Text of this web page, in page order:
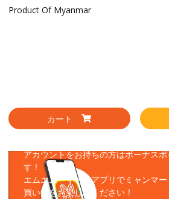
Product Of Myanmar
カート
アカウントをお持ちの方はボーナス
す！
エムエムーマートアプリでミャンマ
買い物をお楽しみください！